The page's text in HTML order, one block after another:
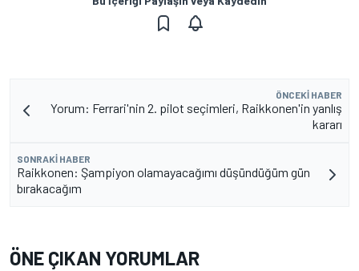
ÖNCEKI HABER
Yorum: Ferrari'nin 2. pilot seçimleri, Raikkonen'in yanlış
kararı
SONRAKI HABER
Raikkonen: Şampiyon olamayacağımı düşündüğüm gün
bırakacağım
ÖNE ÇIKAN YORUMLAR